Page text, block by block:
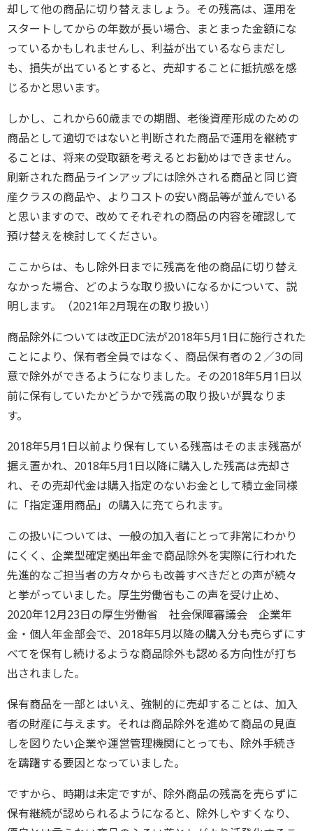
却して他の商品に切り替えましょう。その残高は、運用を
スタートしてからの年数が長い場合、まとまった金額にな
っているかもしれませんし、利益が出ているならまだし
も、損失が出ているとすると、売却することに抵抗感を感
じるかと思います。
しかし、これから60歳までの期間、老後資産形成のための
商品として適切ではないと判断された商品で運用を継続す
ることは、将来の受取額を考えるとお勧めはできません。
刷新された商品ラインアップには除外される商品と同じ資
産クラスの商品や、よりコストの安い商品等が並んでいる
と思いますので、改めてそれぞれの商品の内容を確認して
預け替えを検討してください。
ここからは、もし除外日までに残高を他の商品に切り替え
なかった場合、どのような取り扱いになるかについて、説
明します。（2021年2月現在の取り扱い）
商品除外については改正DC法が2018年5月1日に施行された
ことにより、保有者全員ではなく、商品保有者の２／3の同
意で除外ができるようになりました。その2018年5月1日以
前に保有していたかどうかで残高の取り扱いが異なりま
す。
2018年5月1日以前より保有している残高はそのまま残高が
据え置かれ、2018年5月1日以降に購入した残高は売却さ
れ、その売却代金は購入指定のないお金として積立金同様
に「指定運用商品」の購入に充てられます。
この扱いについては、一般の加入者にとって非常にわかり
にくく、企業型確定拠出年金で商品除外を実際に行われた
先進的なご担当者の方々からも改善すべきだとの声が続々
と挙がっていました。厚生労働省もこの声を受け止め、
2020年12月23日の厚生労働省 社会保障審議会 企業年
金・個人年金部会で、2018年5月以降の購入分も売らずにす
べてを保有し続けるような商品除外も認める方向性が打ち
出されました。
保有商品を一部とはいえ、強制的に売却することは、加入
者の財産に与えます。それは商品除外を進めて商品の見直
しを図りたい企業や運営管理機関にとっても、除外手続き
を躊躇する要因となっていました。
ですから、時期は未定ですが、除外商品の残高を売らずに
保有継続が認められるようになると、除外しやすくなり、